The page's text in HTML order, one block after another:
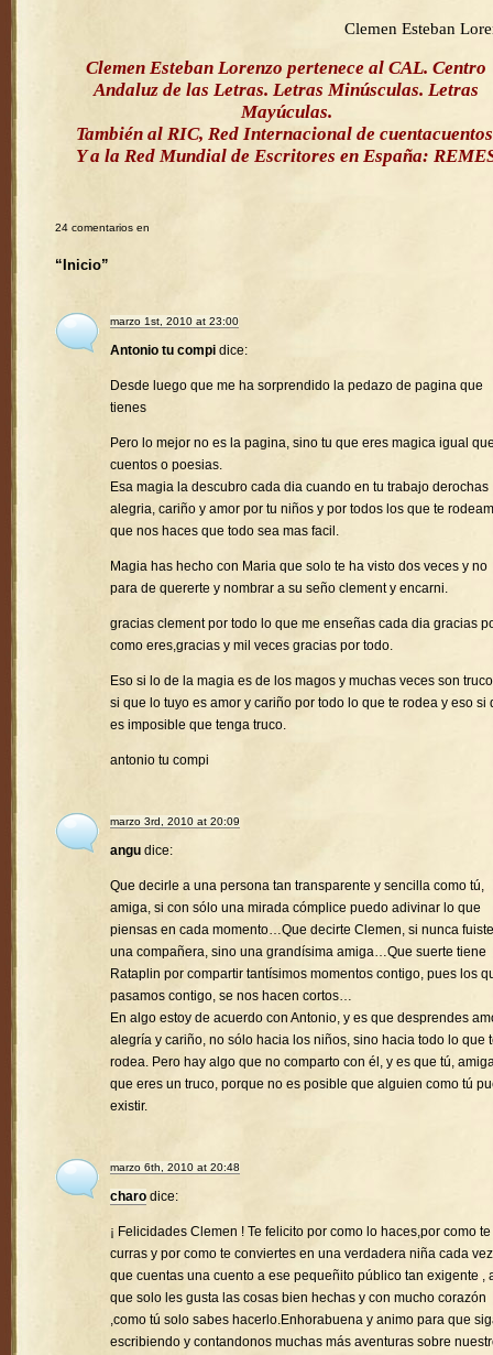
Clemen Esteban
Clemen Esteban Lorenzo pertenece al CAL. Centro
Andaluz de las Letras. Letras Minúsculas. Letras
Mayúculas.
También al RIC, Red Internacional de
Y a la Red Mundial de Escritores en España:
24 comentarios en
“Inicio”
marzo 1st, 2010 at 23:00
Antonio tu compi dice:
Desde luego que me ha sorprendido la pedazo de pagina que
tienes
Pero lo mejor no es la pagina, sino tu que eres magica igual
cuentos o poesias.
Esa magia la descubro cada dia cuando en tu trabajo derochas
alegria, cariño y amor por tu niños y por todos los que te
que nos haces que todo sea mas facil.
Magia has hecho con Maria que solo te ha visto dos veces y no
para de quererte y nombrar a su seño clement y encarni.
gracias clement por todo lo que me enseñas cada dia gracias
como eres,gracias y mil veces gracias por todo.
Eso si lo de la magia es de los magos y muchas veces son
si que lo tuyo es amor y cariño por todo lo que te rodea y eso si
es imposible que tenga truco.
antonio tu compi
marzo 3rd, 2010 at 20:09
angu dice:
Que decirle a una persona tan transparente y sencilla como tú,
amiga, si con sólo una mirada cómplice puedo adivinar lo que
piensas en cada momento…Que decirte Clemen, si nunca fuiste
una compañera, sino una grandísima amiga…Que suerte tiene
Rataplin por compartir tantísimos momentos contigo, pues los
pasamos contigo, se nos hacen cortos…
En algo estoy de acuerdo con Antonio, y es que desprendes
alegría y cariño, no sólo hacia los niños, sino hacia todo lo que
rodea. Pero hay algo que no comparto con él, y es que tú,
que eres un truco, porque no es posible que alguien como tú
existir.
marzo 6th, 2010 at 20:48
charo dice:
¡ Felicidades Clemen ! Te felicito por como lo haces,por como
curras y por como te conviertes en una verdadera niña cada vez
que cuentas una cuento a ese pequeñito público tan exigente ,
que solo les gusta las cosas bien hechas y con mucho corazón
,como tú solo sabes hacerlo.Enhorabuena y animo para que
escribiendo y contandonos muchas más aventuras sobre